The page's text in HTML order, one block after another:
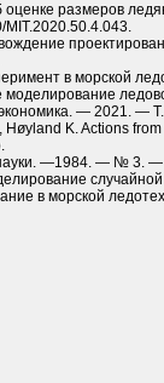
размеров
в морской
экономика. —
Høyland K. Actions
науки. —1984. — № 3.
в морской